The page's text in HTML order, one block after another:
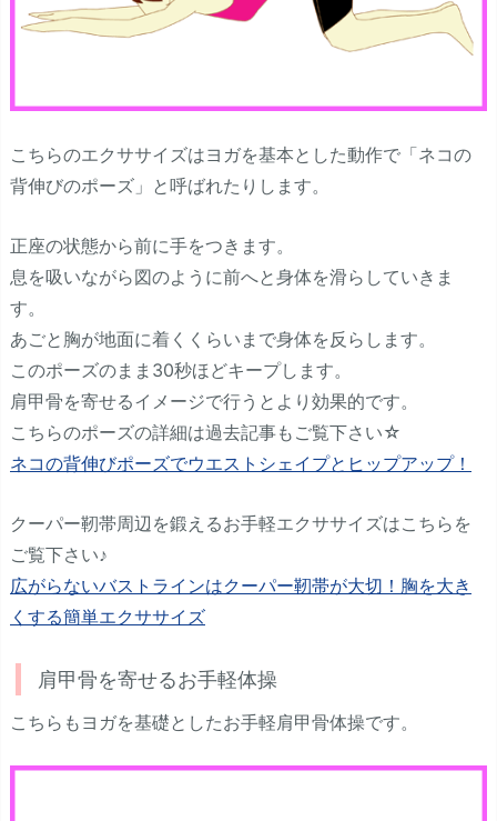
こちらのエクササイズはヨガを基本とした動作で「ネコの
背伸びのポーズ」と呼ばれたりします。
正座の状態から前に手をつきます。
息を吸いながら図のように前へと身体を滑らしていきま
す。
あごと胸が地面に着くくらいまで身体を反らします。
このポーズのまま30秒ほどキープします。
肩甲骨を寄せるイメージで行うとより効果的です。
こちらのポーズの詳細は過去記事もご覧下さい☆
ネコの背伸びポーズでウエストシェイプとヒップアップ！
クーパー靭帯周辺を鍛えるお手軽エクササイズはこちらを
ご覧下さい♪
広がらないバストラインはクーパー靭帯が大切！胸を大き
くする簡単エクササイズ
肩甲骨を寄せるお手軽体操
こちらもヨガを基礎としたお手軽肩甲骨体操です。